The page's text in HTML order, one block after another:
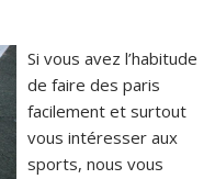
Si vous avez l’habitude
de faire des paris
facilement et surtout
vous intéresser aux
sports, nous vous